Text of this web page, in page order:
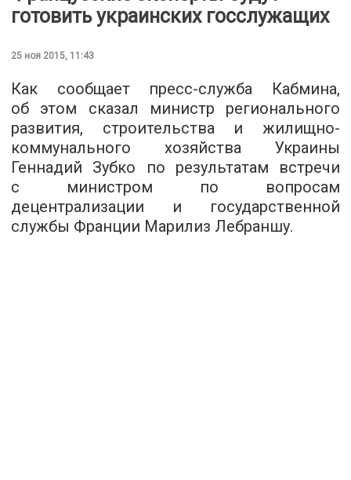
готовить украинских госслужащих
25 ноя 2015, 11:43
Как сообщает пресс-служба Кабмина,
об этом сказал министр регионального
развития, строительства и жилищно-
коммунального хозяйства Украины
Геннадий Зубко по результатам встречи
с министром по вопросам
децентрализации и государственной
службы Франции Марилиз Лебраншу.